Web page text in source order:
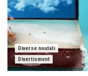
Diverse noutati
Divertisment